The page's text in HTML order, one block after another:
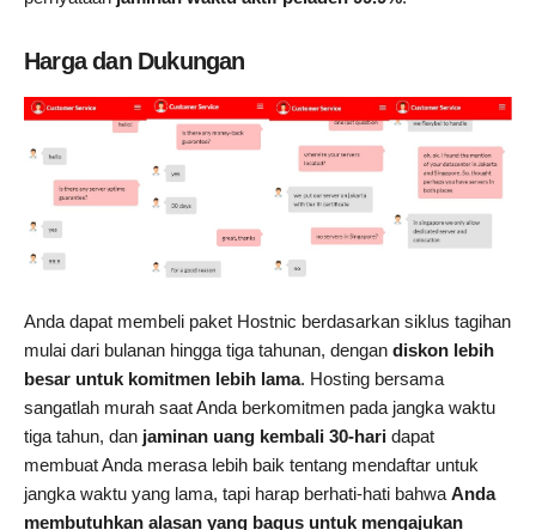
Harga dan Dukungan
Anda dapat membeli paket Hostnic berdasarkan siklus tagihan
mulai dari bulanan hingga tiga tahunan, dengan diskon lebih
besar untuk komitmen lebih lama. Hosting bersama
sangatlah murah saat Anda berkomitmen pada jangka waktu
tiga tahun, dan jaminan uang kembali 30-hari dapat
membuat Anda merasa lebih baik tentang mendaftar untuk
jangka waktu yang lama, tapi harap berhati-hati bahwaAnda
membutuhkan alasan yang bagus untuk mengajukan